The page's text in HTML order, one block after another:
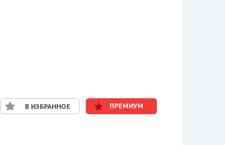
В ИЗБРАННОЕ ПРЕМИУМ